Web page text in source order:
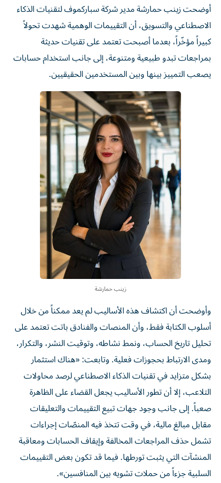
أوضحت زينب حمارشة مدير شركة سباركموف لتقنيات الذكاء
الاصطناعي والتسويق، أن التقييمات الوهمية شهدت تحولاً
كبيراً مؤخّراً، بعدما أصبحت تعتمد على تقنيات حديثة
بمراجعات تبدو طبيعية ومتنوعة، إلى جانب استخدام حسابات
يصعب التمييز بينها وبين المستخدمين الحقيقيين.
زينب حمارشة
وأوضحت أن اكتشاف هذه الأساليب لم يعد ممكناً من خلال
أسلوب الكتابة فقط، وأن المنصات والفنادق باتت تعتمد على
تحليل تاريخ الحساب، ونمط نشاطه، وتوقيت النشر، والتكرار،
ومدى الارتباط بحجوزات فعلية. وتابعت: «هناك استثمار
بشكل متزايد في تقنيات الذكاء الاصطناعي لرصد محاولات
التلاعب، إلا أن تطور الأساليب يجعل القضاء على الظاهرة
صعباً. إلى جانب وجود جهات تبيع التقييمات والتعليقات
مقابل مبالغ مالية، في وقت تتخذ فيه المنصّات إجراءات
تشمل حذف المراجعات المخالفة وإيقاف الحسابات ومعاقبة
المنشآت التي يثبت تورطها. فيما قد تكون بعض التقييمات
السلبية جزءاً من حملات تشويه بين المنافسين».